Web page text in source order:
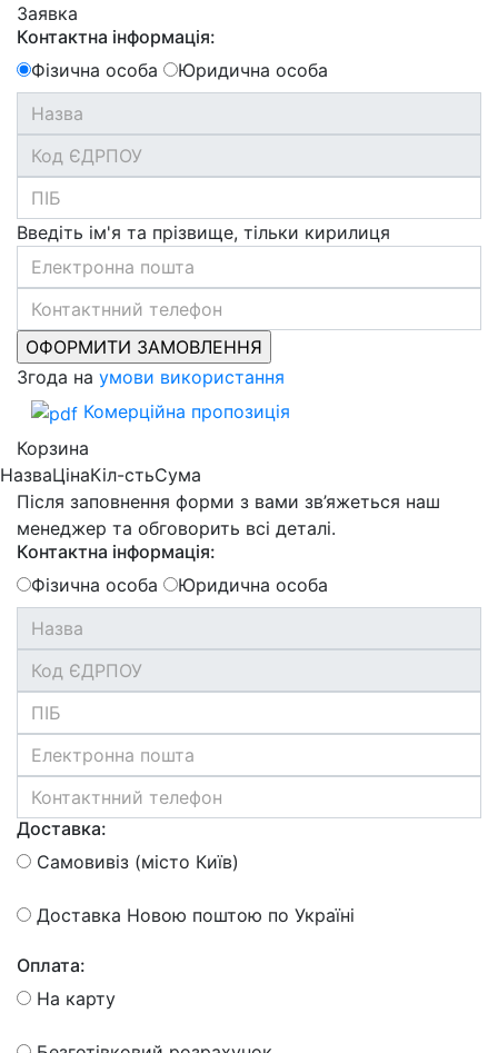
Заявка
Контактна інформація:
Фізична особа
Юридична особа
Введіть ім'я та прізвище, тільки кирилиця
Згода на умови використання
Комерційна пропозиція
Корзина
НазваЦінаКіл-стьСума
Після заповнення форми з вами зв’яжеться наш
менеджер та обговорить всі деталі.
Контактна інформація:
Фізична особа
Юридична особа
Доставка:
Самовивіз (місто Київ)
Доставка Новою поштою по Україні
Оплата:
На карту